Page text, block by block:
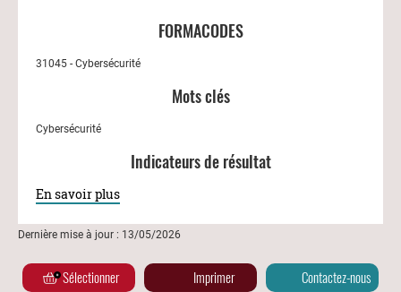
FORMACODES
31045 - Cybersécurité
Mots clés
Cybersécurité
Indicateurs de résultat
En savoir plus
Dernière mise à jour : 13/05/2026
Sélectionner Imprimer
Contactez-nous